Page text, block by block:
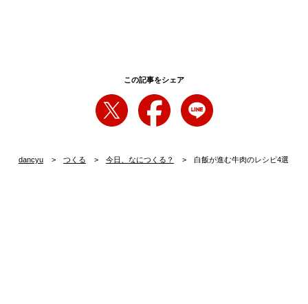
この記事をシェア
dancyu つくる 今日、なにつくる？ 白飯が進む牛肉のレシピ4選